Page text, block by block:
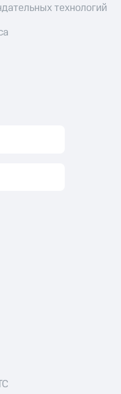
технологий